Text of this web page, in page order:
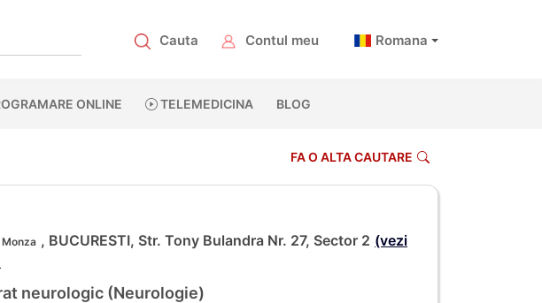
Cauta Contul meu Romana
ONLINE TELEMEDICINA BLOG
FA O ALTA CAUTARE
, BUCURESTI, Str. Tony Bulandra Nr. 27, Sector 2 (vezi
neurologic (Neurologie)